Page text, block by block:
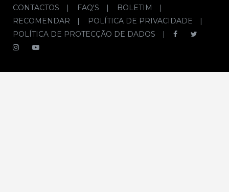
CONTACTOS | FAQ'S | BOLETIM
|
RECOMENDAR
| POLÍTICA DE PRIVACIDADE
|
POLÍTICA DE PROTECÇÃO DE DADOS
|